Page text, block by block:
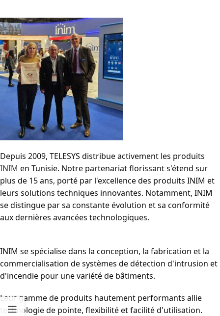
Depuis 2009, TELESYS distribue activement les produits
INIM en Tunisie. Notre partenariat florissant s'étend sur
plus de 15 ans, porté par l'excellence des produits INIM et
leurs solutions techniques innovantes. Notamment, INIM
se distingue par sa constante évolution et sa conformité
aux dernières avancées technologiques.
INIM se spécialise dans la conception, la fabrication et la
commercialisation de systèmes de détection d'intrusion et
d'incendie pour une variété de bâtiments.
Leur gamme de produits hautement performants allie
technologie de pointe, flexibilité et facilité d'utilisation.